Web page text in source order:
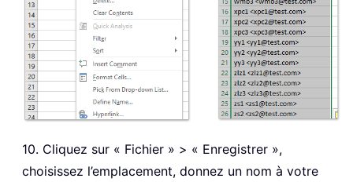
10. Cliquez sur « Fichier » > « Enregistrer »,
choisissez l’emplacement, donnez un nom à votre